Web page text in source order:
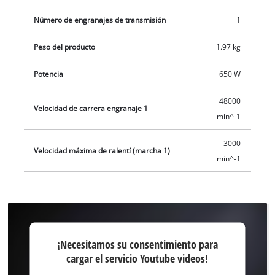
Número de engranajes de transmisión 1
Peso del producto 1.97 kg
Potencia 650 W
Velocidad de carrera engranaje 1
48000
min^-1
Velocidad máxima de ralentí (marcha 1)
3000
min^-1
consentimiento
¡Necesitamos su consentimiento para
cargar el servicio Youtube videos!